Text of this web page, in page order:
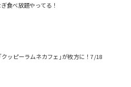
食べ放題やってる！
ッピーラムネカフェ｣が枚方に！7/18